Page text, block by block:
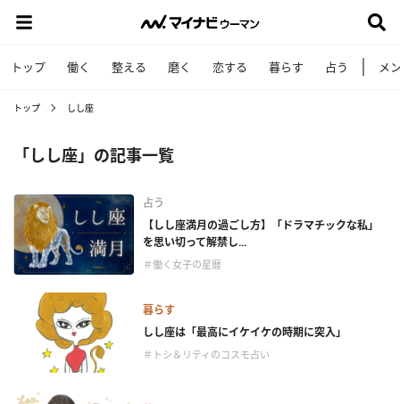
トップ 働く 整える 磨く 恋する 暮らす 占う メ
トップ しし座
「しし座」の記事一覧
占う
【しし座満月の過ごし方】「ドラマチックな私」
を思い切って解禁し...
＃働く女子の星暦
暮らす
しし座は「最高にイケイケの時期に突入」
＃トシ＆リティのコスモ占い